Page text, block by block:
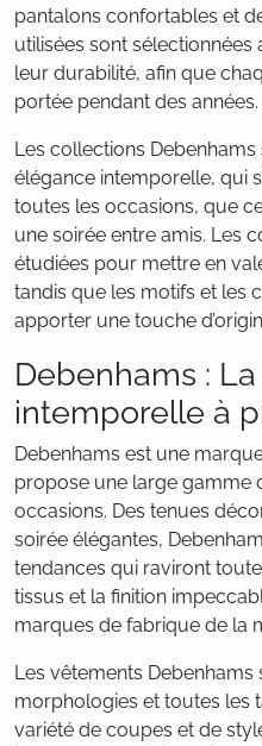
pantalons confortables et
utilisées sont
leur durabilité, afin que
portée pendant des années.
Les collections
élégance intemporelle, qui
toutes les occasions, que
une soirée entre amis. Les
étudiées pour mettre en
tandis que les motifs et les
apporter une touche
Debenhams :
intemporelle à
Debenhams est une
propose une large gamme
occasions. Des tenues
soirée élégantes,
tendances qui raviront
tissus et la finition
marques de fabrique de la
Les vêtements
morphologies et toutes les
variété de coupes et de